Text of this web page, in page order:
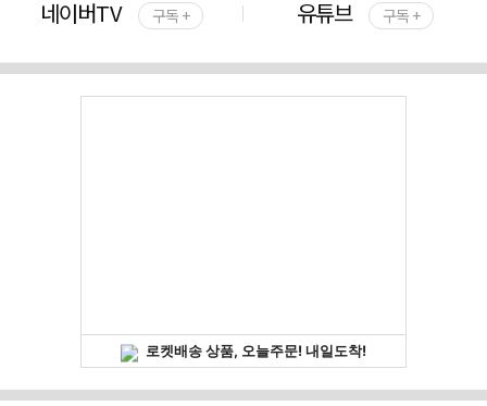
네이버TV 구독 + 유튜브 구독 +